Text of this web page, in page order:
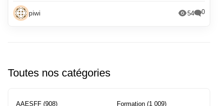
piwi 54 0
Toutes nos catégories
AAESFF (908) Formation (1 009)